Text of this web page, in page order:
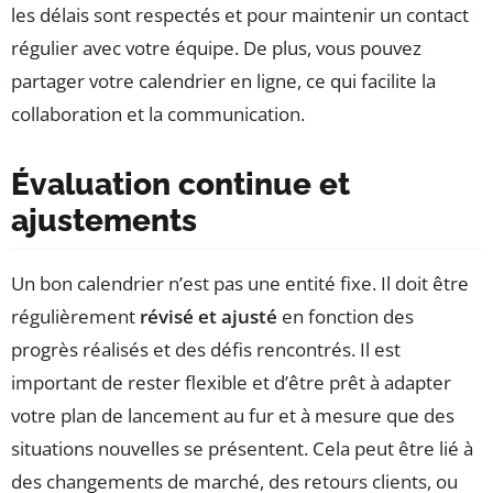
les délais sont respectés et pour maintenir un contact
régulier avec votre équipe. De plus, vous pouvez
partager votre calendrier en ligne, ce qui facilite la
collaboration et la communication.
Évaluation continue et
ajustements
Un bon calendrier n’est pas une entité fixe. Il doit être
régulièrement révisé et ajusté en fonction des
progrès réalisés et des défis rencontrés. Il est
important de rester flexible et d’être prêt à adapter
votre plan de lancement au fur et à mesure que des
situations nouvelles se présentent. Cela peut être lié à
des changements de marché, des retours clients, ou